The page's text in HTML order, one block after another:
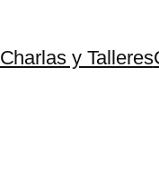
Charlas y Talleres